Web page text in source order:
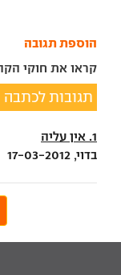
הוספת תגובה
קראו את חוקי
תגובות לכתבה
1. אין עליה
בדוי, 17-03-2012